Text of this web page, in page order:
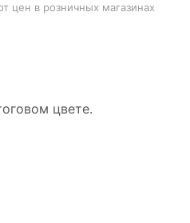
цен в розничных магазинах
цвете.